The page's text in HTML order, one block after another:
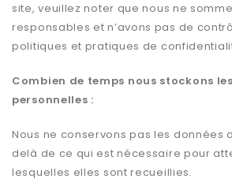
site, veuillez noter que nous ne
responsables et n’avons pas de
politiques et pratiques de
Combien de temps nous stockons
personnelles :
Nous ne conservons pas les données
delà de ce qui est nécessaire pour
lesquelles elles sont recueillies.